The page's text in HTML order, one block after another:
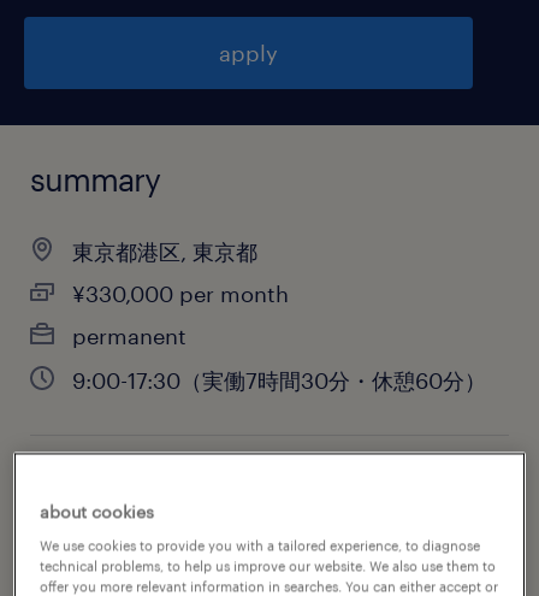
apply
summary
東京都港区, 東京都
¥330,000 per month
permanent
9:00-17:30（実働7時間30分・休憩60分）
administrative & support services
about cookies
We use cookies to provide you with a tailored experience, to diagnose
technical problems, to help us improve our website. We also use them to
offer you more relevant information in searches. You can either accept or